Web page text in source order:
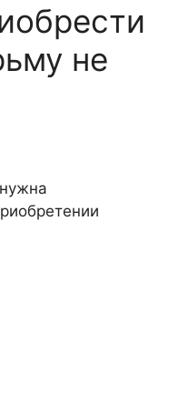
не